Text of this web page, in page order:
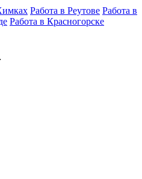
Работа в Реутове Работа в
Работа в Красногорске